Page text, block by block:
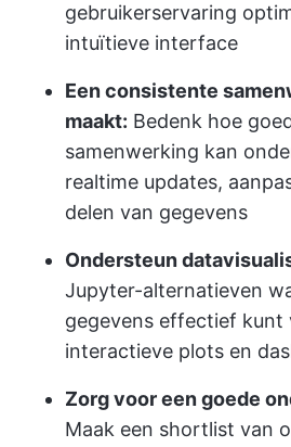
gebruikerservaring
intuïtieve interface
Een consistente
maakt: Bedenk hoe
samenwerking kan
realtime updates,
delen van gegevens
Ondersteun
Jupyter-alternatieven
gegevens effectief kunt
interactieve plots en
Zorg voor een goede
Maak een shortlist van